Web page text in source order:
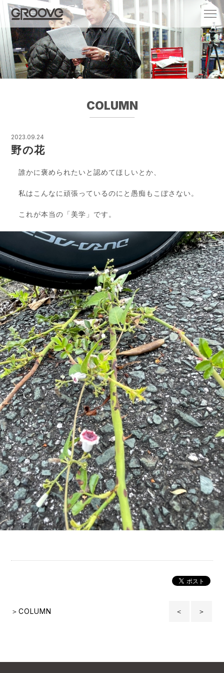
Groove 自転車 カフェ 輸入車・国産車のチ
ューニング/販売
COLUMN
2023.09.24
野の花
誰かに褒められたいと認めてほしいとか、
私はこんなに頑張っているのにと愚痴もこぼさない。
これが本当の「美学」です。
＞COLUMN ＜ ＞